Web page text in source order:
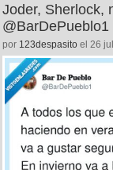
Joder, Sherlock,
@BarDePueblo1
por 123despasito el 26